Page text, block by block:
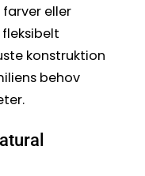
eller
konstruktion
behov